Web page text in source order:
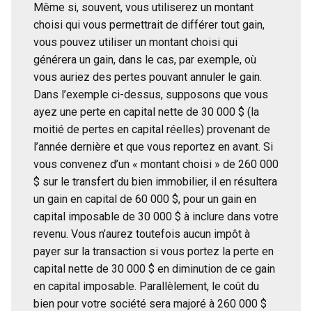
Même si, souvent, vous utiliserez un montant
choisi qui vous permettrait de différer tout gain,
vous pouvez utiliser un montant choisi qui
générera un gain, dans le cas, par exemple, où
vous auriez des pertes pouvant annuler le gain.
Dans l’exemple ci-dessus, supposons que vous
ayez une perte en capital nette de 30 000 $ (la
moitié de pertes en capital réelles) provenant de
l’année dernière et que vous reportez en avant. Si
vous convenez d’un « montant choisi » de 260 000
$ sur le transfert du bien immobilier, il en résultera
un gain en capital de 60 000 $, pour un gain en
capital imposable de 30 000 $ à inclure dans votre
revenu. Vous n’aurez toutefois aucun impôt à
payer sur la transaction si vous portez la perte en
capital nette de 30 000 $ en diminution de ce gain
en capital imposable. Parallèlement, le coût du
bien pour votre société sera majoré à 260 000 $